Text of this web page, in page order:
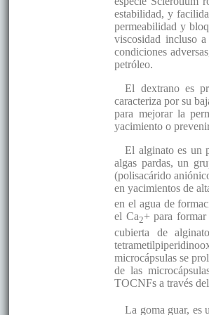
estabilidad, y
permeabilidad y
viscosidad incluso
condiciones
petróleo.
El dextrano es
caracteriza por su
para mejorar la
yacimiento o
El alginato es un
algas pardas, un
(polisacárido
en yacimientos de
en el agua de
el Ca2+ para formar
cubierta de
microcápsulas se
de las
TOCNFs a través
La goma guar, es